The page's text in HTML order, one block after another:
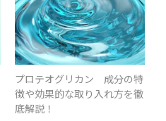
プロテオグリカン 成分の特
徴や効果的な取り入れ方を徹
底解説！